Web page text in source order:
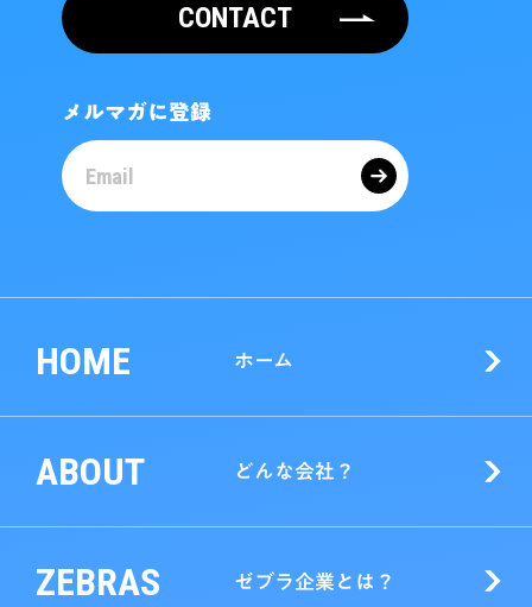
CONTACT
メルマガに登録
HOME ホーム
ABOUT どんな会社？
ZEBRAS ゼブラ企業とは？